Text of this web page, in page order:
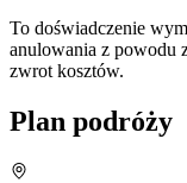
To doświadczenie
anulowania z powodu
zwrot kosztów.
Plan podróży